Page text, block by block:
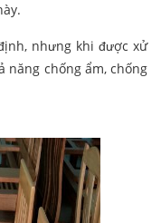
nhưng khi được xử
năng chống ẩm, chống